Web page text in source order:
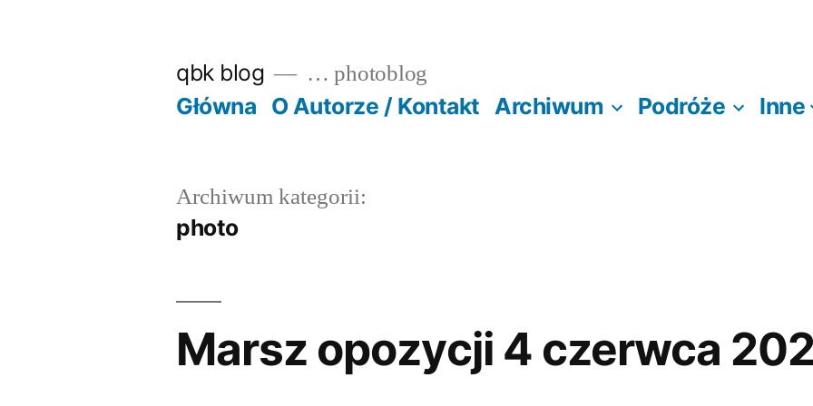
qbk blog … photoblog
Główna O Autorze / Kontakt Archiwum Podróże Inne
Archiwum kategorii:
photo
Marsz opozycji 4 czerwca